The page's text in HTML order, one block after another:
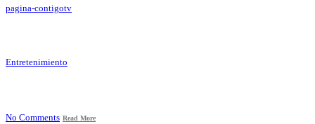
pagina-contigotv
Entretenimiento
No Comments Read More